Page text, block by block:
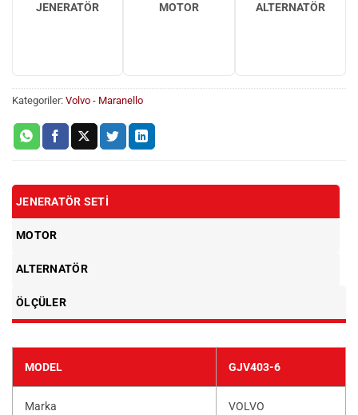
JENERATÖR MOTOR ALTERNATÖR
Kategoriler: Volvo - Maranello
JENERATÖR SETI
MOTOR
ALTERNATÖR
ÖLÇÜLER
MODEL GJV403-6
Marka VOLVO